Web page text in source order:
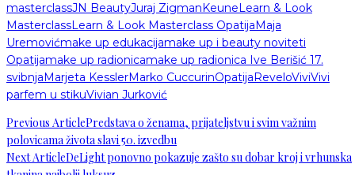
masterclassJN BeautyJuraj ZigmanKeuneLearn & Look
MasterclassLearn & Look Masterclass OpatijaMaja
Uremovićmake up edukacijamake up i beauty noviteti
Opatijamake up radionicamake up radionica Ive Berišić 17.
svibnjaMarjeta KesslerMarko CuccurinOpatijaReveloViviVivi
parfem u stikuVivian Jurković
Previous ArticlePredstava o ženama, prijateljstvu i svim važnim
polovicama života slavi 50. izvedbu
Next ArticleDeLight ponovno pokazuje zašto su dobar kroj i vrhunska